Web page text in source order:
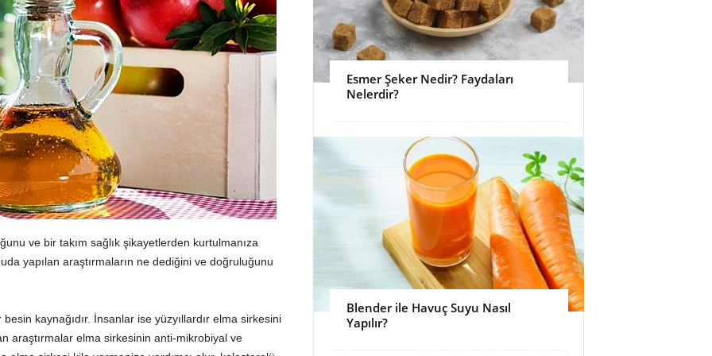
ve bir takım sağlık şikayetlerden kurtulmanıza
yapılan araştırmaların ne dediğini ve doğruluğunu
kaynağıdır. İnsanlar ise yüzyıllardır elma sirkesini
araştırmalar elma sirkesinin anti-mikrobiyal ve
Esmer Şeker Nedir? Faydaları
Nelerdir?
Blender ile Havuç Suyu Nasıl
Yapılır?